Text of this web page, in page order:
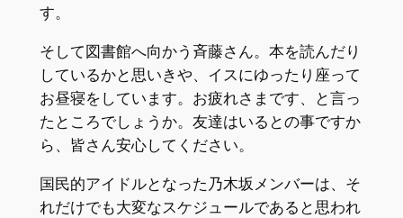
す。
そして図書館へ向かう斉藤さん。本を読んだり
しているかと思いきや、イスにゆったり座って
お昼寝をしています。お疲れさまです、と言っ
たところでしょうか。友達はいるとの事ですか
ら、皆さん安心してください。
国民的アイドルとなった乃木坂メンバーは、そ
れだけでも大変なスケジュールであると思われ